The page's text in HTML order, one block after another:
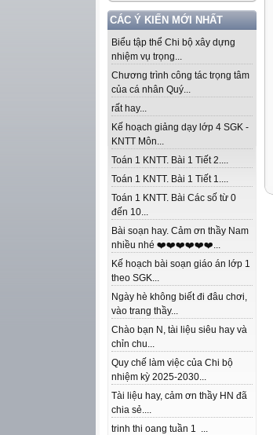
CÁC Ý KIẾN MỚI NHẤT
Biểu tập thể Chi bộ xây dựng
nhiệm vụ trọng...
Chương trình công tác trọng tâm
của cá nhân Quý...
rất hay...
Kế hoạch giảng dạy lớp 4 SGK -
KNTT Môn...
Toán 1 KNTT. Bài 1 Tiết 2....
Toán 1 KNTT. Bài 1 Tiết 1....
Toán 1 KNTT. Bài Các số từ 0
đến 10...
Bài soạn hay. Cảm ơn thầy Nam
nhiều nhé ❤️❤️❤️❤️❤️❤️...
Kế hoạch bài soạn giáo án lớp 1
theo SGK...
Ngày hè không biết đi đâu chơi,
vào trang thầy...
Chào bạn N, tài liệu siêu hay và
chỉn chu...
Quy chế làm việc của Chi bộ
nhiệm kỳ 2025-2030...
Tài liệu hay, cảm ơn thầy HN đã
chia sẻ....
trinh thi oang tuần 1 ...